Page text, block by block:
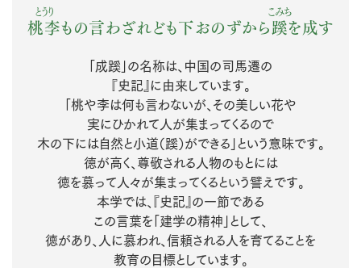
桃李
とうり
もの言わざれども下おのずから 蹊
こみち
を成す
「成蹊」の名称は、中国の司馬遷の
『史記』に由来しています。
「桃や李は何も言わないが、その美しい花や
実にひかれて人が集まってくるので
木の下には自然と小道（蹊）ができる」という意味です。
徳が高く、尊敬される人物のもとには
徳を慕って人々が集まってくるという譬えです。
本学では、『史記』の一節である
この言葉を「建学の精神」として、
徳があり、人に慕われ、信頼される人を育てることを
教育の目標としています。